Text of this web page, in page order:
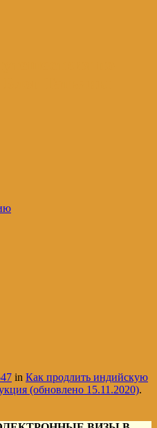
in Как продлить индийскую
(обновлено 15.11.2020).